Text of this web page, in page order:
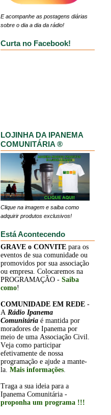
E acompanhe as postagens diárias
sobre o dia a dia da rádio!
Curta no Facebook!
LOJINHA DA IPANEMA
COMUNITÁRIA ®
Clique na imagem e saiba como
adquirir produtos exclusivos!
Está Acontecendo
GRAVE o CONVITE para os
eventos de sua comunidade ou
promovidos por sua associação
ou empresa. Colocaremos na
PROGRAMAÇÃO - Saiba
como!
COMUNIDADE EM REDE -
A Rádio Ipanema
Comunitária é mantida por
moradores de Ipanema por
meio de uma Associação Civil.
Veja como participar
efetivamente de nossa
programação e ajude a mante-
la. Mais informações.
Traga a sua ideia para a
Ipanema Comunitária -
proponha um programa !!!